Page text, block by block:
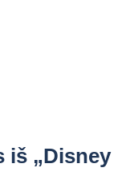
iš „Disney